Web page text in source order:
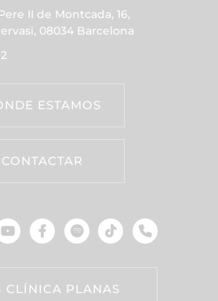
II de Montcada, 16,
08034 Barcelona
ESTAMOS
CONTACTAR
CLÍNICA PLANAS